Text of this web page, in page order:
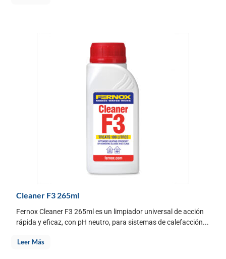
Cleaner F3 265ml
Fernox Cleaner F3 265ml es un limpiador universal de acción
rápida y eficaz, con pH neutro, para sistemas de calefacción...
Leer Más